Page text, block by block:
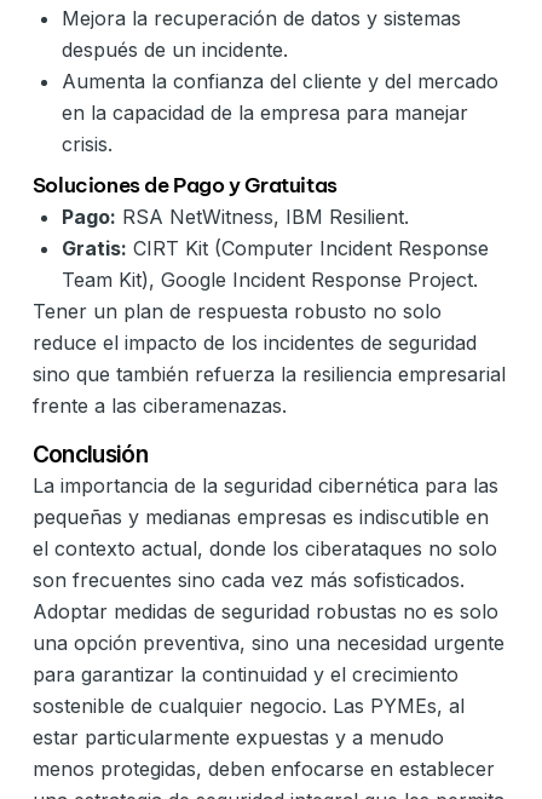
Mejora la recuperación de datos y sistemas
después de un incidente.
Aumenta la confianza del cliente y del mercado
en la capacidad de la empresa para manejar
crisis.
Soluciones de Pago y Gratuitas
Pago: RSA NetWitness, IBM Resilient.
Gratis: CIRT Kit (Computer Incident Response
Team Kit), Google Incident Response Project.
Tener un plan de respuesta robusto no solo
reduce el impacto de los incidentes de seguridad
sino que también refuerza la resiliencia empresarial
frente a las ciberamenazas.
Conclusión
La importancia de la seguridad cibernética para las
pequeñas y medianas empresas es indiscutible en
el contexto actual, donde los ciberataques no solo
son frecuentes sino cada vez más sofisticados.
Adoptar medidas de seguridad robustas no es solo
una opción preventiva, sino una necesidad urgente
para garantizar la continuidad y el crecimiento
sostenible de cualquier negocio. Las PYMEs, al
estar particularmente expuestas y a menudo
menos protegidas, deben enfocarse en establecer